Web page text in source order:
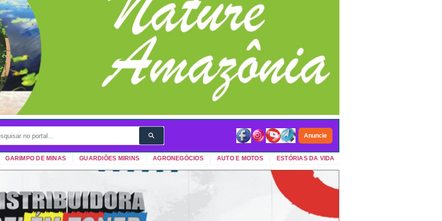
Anuncie
DE MINAS GUARDIÕES MIRINS AGRONEGÓCIOS AUTO E MOTOS ESTÓRIAS DA VIDA